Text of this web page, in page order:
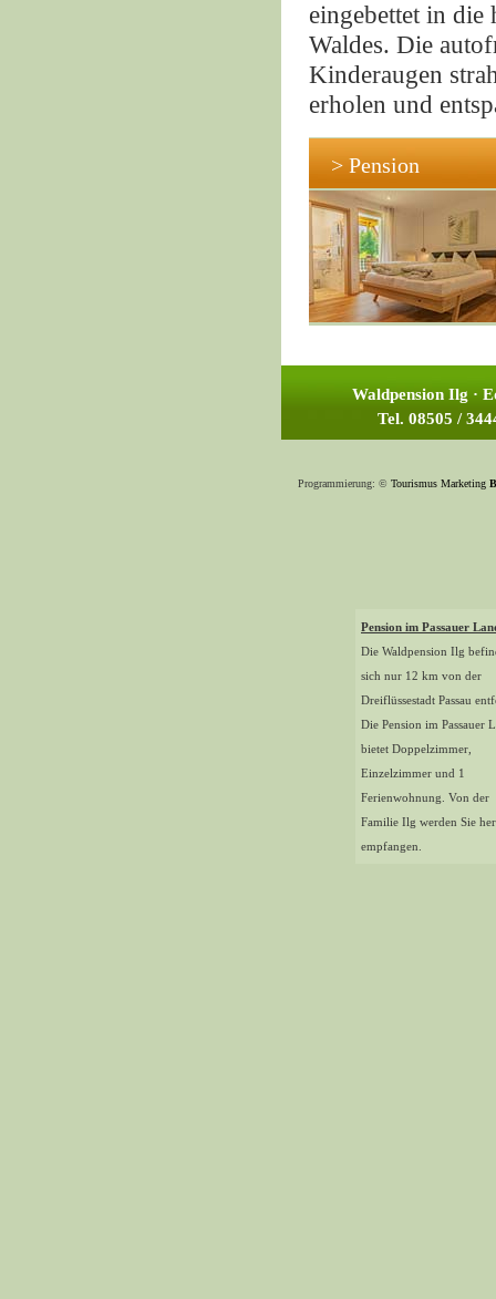
eingebettet in die
Waldes. Die
Kinderaugen
erholen und
> Pension
Waldpension Ilg ·
Tel. 08505 /
Programmierung: © Tourismus Marketing
Pension im Passauer
Die Waldpension Ilg
sich nur 12 km von der
Dreiflüssestadt Passau
Die Pension im Passauer
bietet Doppelzimmer,
Einzelzimmer und 1
Ferienwohnung. Von der
Familie Ilg werden Sie
empfangen.